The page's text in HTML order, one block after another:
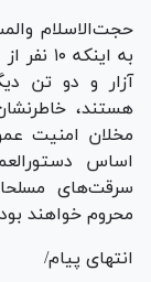
حجت‌الاسلام
به
آزار و دو تن
هستند،
مخلان امنیت
اساس
سرقت‌های
محروم خواهند
انتهای پیام/